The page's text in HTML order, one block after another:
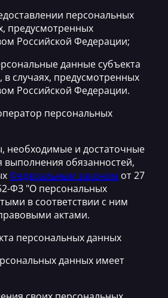
персональных
предусмотренных
Российской Федерации;
данные субъекта
в случаях, предусмотренных
Российской Федерации.
персональных
необходимые и достаточные
выполнения обязанностей,
Федеральным законом от 27
ФЗ "О персональных
в соответствии с ним
актами.
персональных данных
данных имеет